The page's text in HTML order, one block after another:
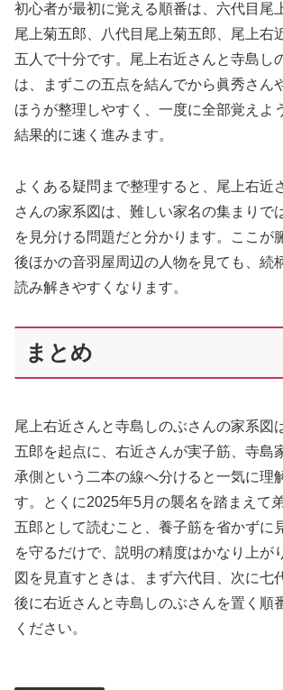
初心者が最初に覚える順番は、六代目尾
尾上菊五郎、八代目尾上菊五郎、尾上右
五人で十分です。尾上右近さんと寺島し
は、まずこの五点を結んでから眞秀さん
ほうが整理しやすく、一度に全部覚えよ
結果的に速く進みます。
よくある疑問まで整理すると、尾上右近
さんの家系図は、難しい家名の集まりで
を見分ける問題だと分かります。ここが
後ほかの音羽屋周辺の人物を見ても、続
読み解きやすくなります。
まとめ
尾上右近さんと寺島しのぶさんの家系図
五郎を起点に、右近さんが実子筋、寺島
承側という二本の線へ分けると一気に理
す。とくに2025年5月の襲名を踏まえて
五郎として読むこと、養子筋を省かずに
を守るだけで、説明の精度はかなり上が
図を見直すときは、まず六代目、次に七
後に右近さんと寺島しのぶさんを置く順
ください。